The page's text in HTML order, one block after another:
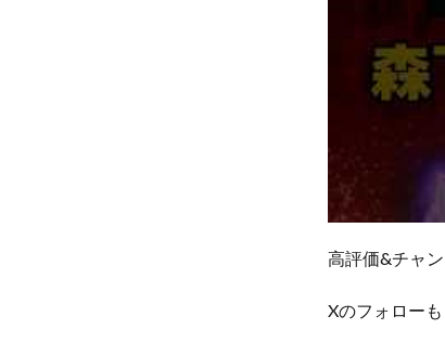
高評価&チャ
Xのフォローも